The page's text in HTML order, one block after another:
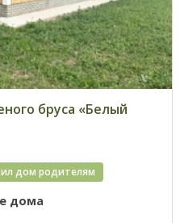
бруса «Белый
дом родителям
дома